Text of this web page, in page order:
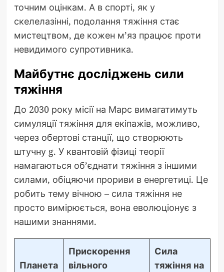
точним оцінкам. А в спорті, як у
скелелазінні, подолання тяжіння стає
мистецтвом, де кожен м’яз працює проти
невидимого супротивника.
Майбутнє досліджень сили
тяжіння
До 2030 року місії на Марс вимагатимуть
симуляції тяжіння для екіпажів, можливо,
через обертові станції, що створюють
штучну g. У квантовій фізиці теорії
намагаються об’єднати тяжіння з іншими
силами, обіцяючи прориви в енергетиці. Це
робить тему вічною – сила тяжіння не
просто вимірюється, вона еволюціонує з
нашими знаннями.
Планета
Прискорення
вільного
Сила
тяжіння на